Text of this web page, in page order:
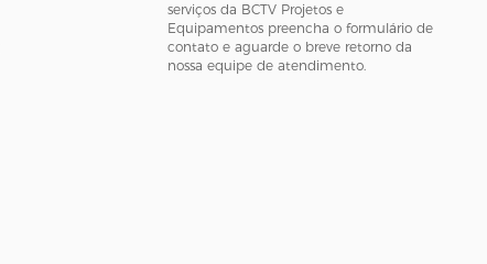
serviços da BCTV Projetos e
Equipamentos preencha o formulário de
contato e aguarde o breve retorno da
nossa equipe de atendimento.